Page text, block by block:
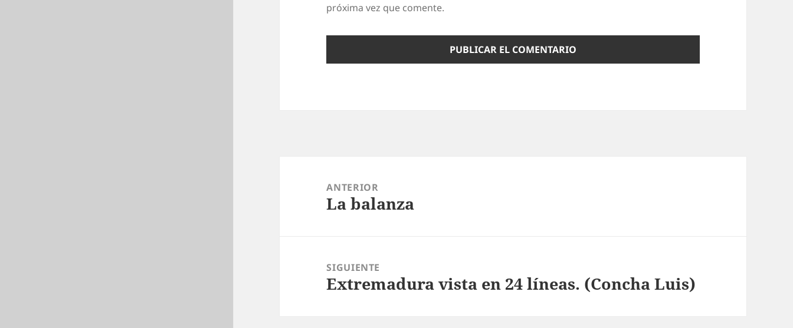
próxima vez que comente.
entradas
ANTERIOR
Entrada
La balanza
SIGUIENTE
Entrada
Extremadura vista en 24 líneas. (Concha Luis)